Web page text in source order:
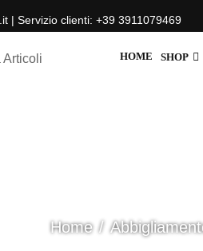
| Servizio clienti: +39 3911079469
HOME SHOP
Home